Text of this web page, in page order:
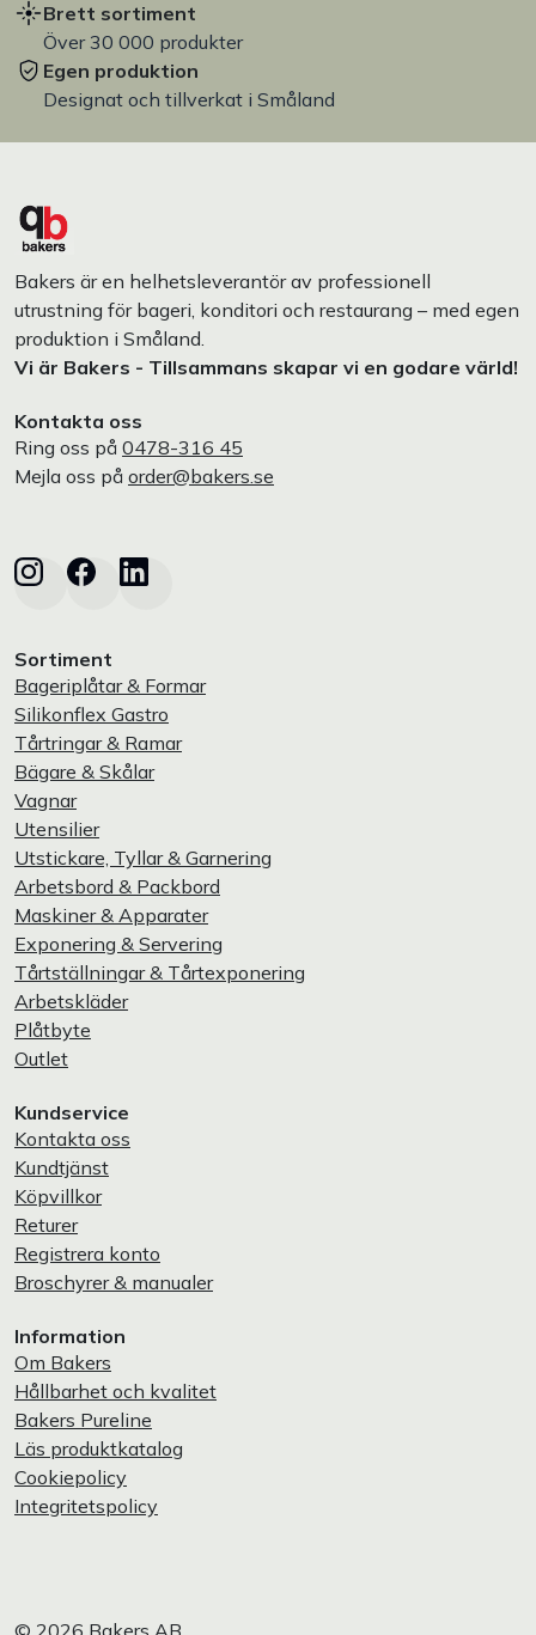
Brett sortiment
Över 30 000 produkter
Egen produktion
Designat och tillverkat i Småland
Bakers är en helhetsleverantör av professionell
utrustning för bageri, konditori och restaurang – med egen
produktion i Småland.
Vi är Bakers - Tillsammans skapar vi en godare värld!
Kontakta oss
Ring oss på 0478-316 45
Mejla oss på order@bakers.se
Sortiment
Bageriplåtar & Formar
Silikonflex Gastro
Tårtringar & Ramar
Bägare & Skålar
Vagnar
Utensilier
Utstickare, Tyllar & Garnering
Arbetsbord & Packbord
Maskiner & Apparater
Exponering & Servering
Tårtställningar & Tårtexponering
Arbetskläder
Plåtbyte
Outlet
Kundservice
Kontakta oss
Kundtjänst
Köpvillkor
Returer
Registrera konto
Broschyrer & manualer
Information
Om Bakers
Hållbarhet och kvalitet
Bakers Pureline
Läs produktkatalog
Cookiepolicy
Integritetspolicy
© 2026 Bakers AB